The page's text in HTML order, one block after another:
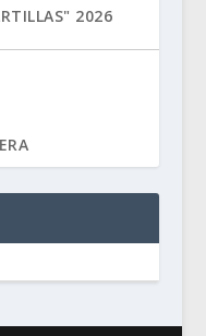
2026